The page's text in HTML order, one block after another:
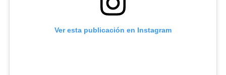
Ver esta publicación en Instagram